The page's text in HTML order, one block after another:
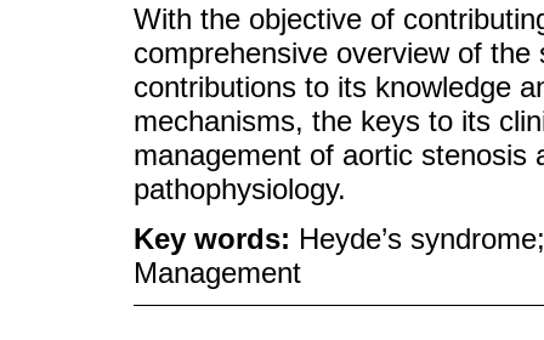
With the objective of
comprehensive overview of
contributions to its knowledge
mechanisms, the keys to its
management of aortic stenosis
pathophysiology.
Key words: Heyde’s
Management